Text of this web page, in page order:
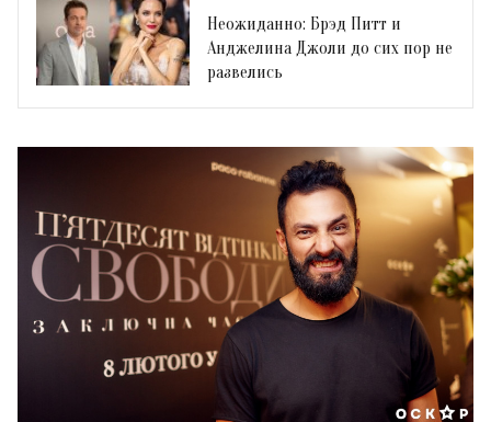
Неожиданно: Брэд Питт и
Анджелина Джоли до сих пор не
развелись